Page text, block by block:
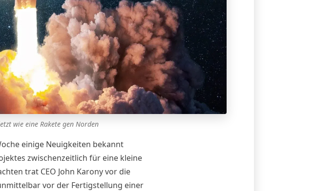
wie eine Rakete gen Norden
einige Neuigkeiten bekannt
zwischenzeitlich für eine kleine
trat CEO John Karony vor die
vor der Fertigstellung einer